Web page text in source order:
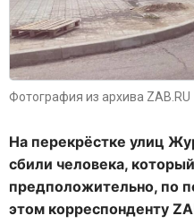
Фотография из архива ZAB.RU
На перекрёстке улиц
сбили человека,
предположительно, по
этом корреспонденту